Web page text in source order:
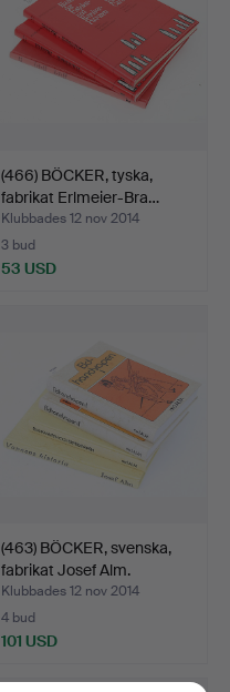
(466) BÖCKER, tyska,
fabrikat Erlmeier-Bra…
Klubbades 12 nov 2014
3 bud
53 USD
(463) BÖCKER, svenska,
fabrikat Josef Alm.
Klubbades 12 nov 2014
4 bud
101 USD